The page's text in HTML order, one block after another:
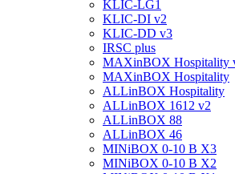
KLIC-LG1
KLIC-DI v2
KLIC-DD v3
IRSC plus
MAXinBOX Hospitality
MAXinBOX Hospitality
ALLinBOX Hospitality
ALLinBOX 1612 v2
ALLinBOX 88
ALLinBOX 46
MINiBOX 0-10 В X3
MINiBOX 0-10 В X2